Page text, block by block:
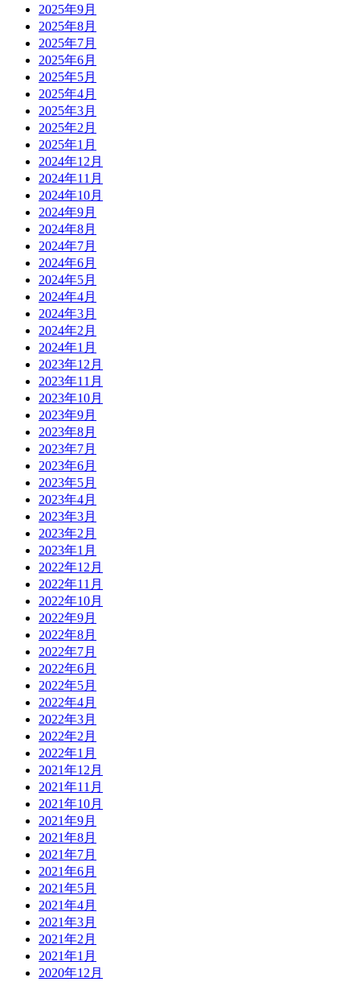
2025年9月
2025年8月
2025年7月
2025年6月
2025年5月
2025年4月
2025年3月
2025年2月
2025年1月
2024年12月
2024年11月
2024年10月
2024年9月
2024年8月
2024年7月
2024年6月
2024年5月
2024年4月
2024年3月
2024年2月
2024年1月
2023年12月
2023年11月
2023年10月
2023年9月
2023年8月
2023年7月
2023年6月
2023年5月
2023年4月
2023年3月
2023年2月
2023年1月
2022年12月
2022年11月
2022年10月
2022年9月
2022年8月
2022年7月
2022年6月
2022年5月
2022年4月
2022年3月
2022年2月
2022年1月
2021年12月
2021年11月
2021年10月
2021年9月
2021年8月
2021年7月
2021年6月
2021年5月
2021年4月
2021年3月
2021年2月
2021年1月
2020年12月